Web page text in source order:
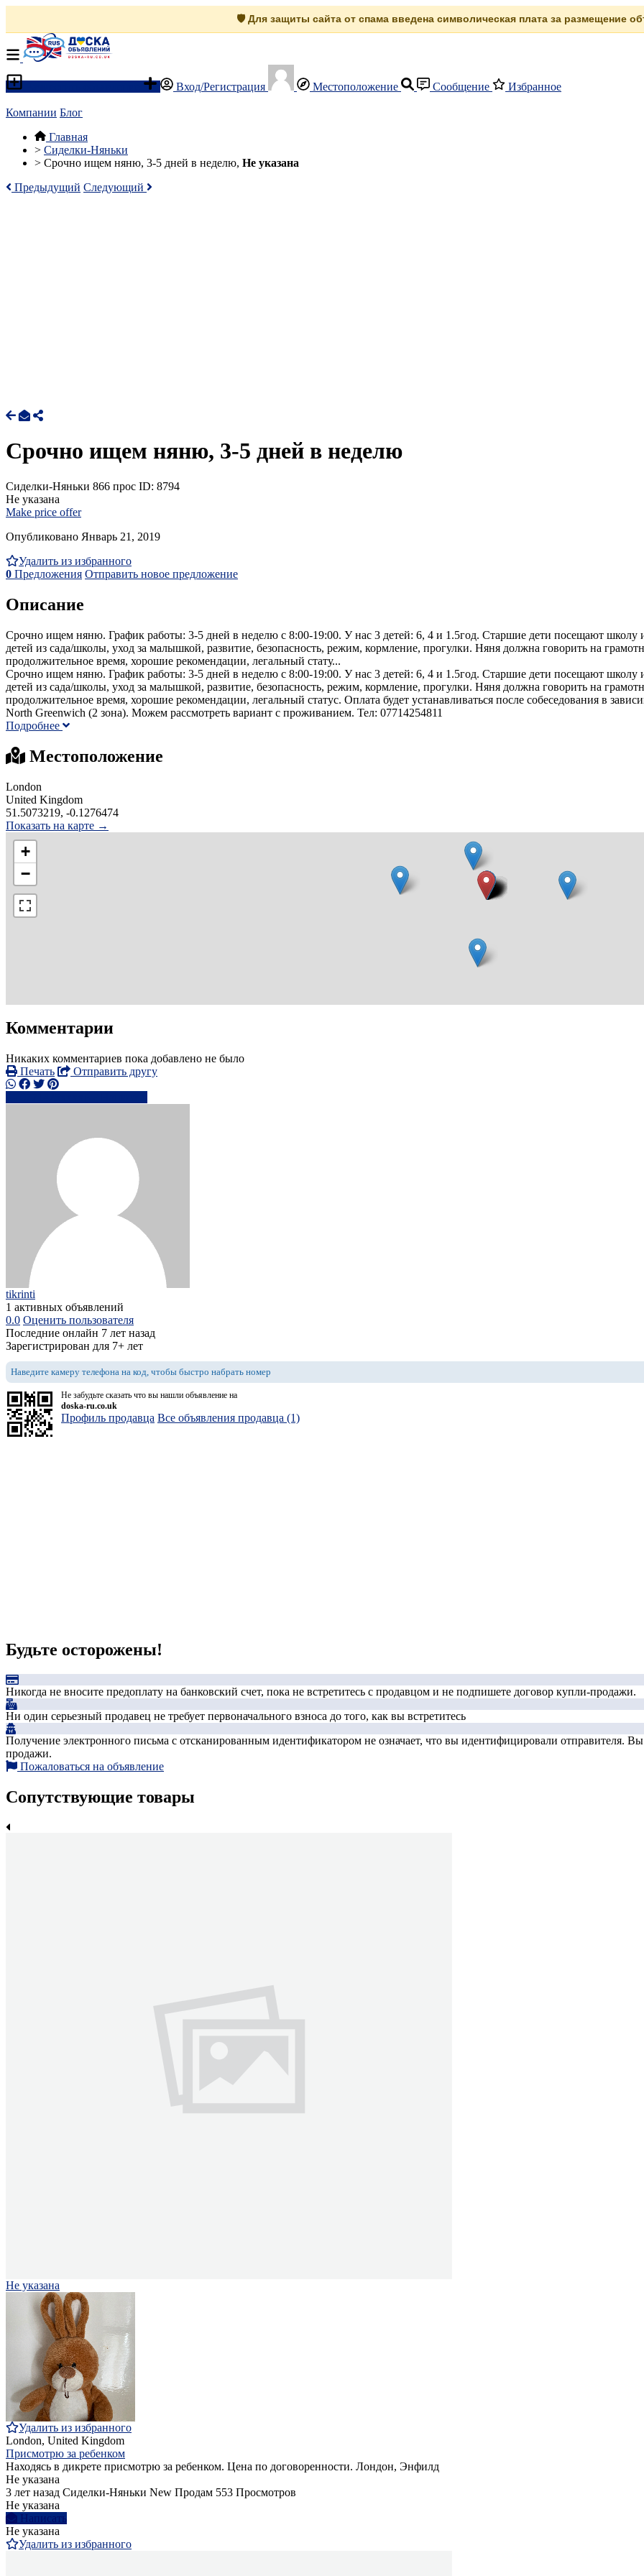
🛡️ Для защиты сайта от спама введена символическая плата за размещение
Вход/Регистрация Местоположение Сообщение Избранное
Компании Блог
Главная
> Сиделки-Няньки
> Срочно ищем няню, 3-5 дней в неделю, Не указана
Предыдущий Следующий
Срочно ищем няню, 3-5 дней в неделю
Сиделки-Няньки 866 прос ID: 8794
Не указана
Make price offer
Опубликовано Январь 21, 2019
Удалить из избранного
0 Предложения Отправить новое предложение
Описание
Срочно ищем няню. График работы: 3-5 дней в неделю с 8:00-19:00. У нас 3 детей: 6, 4 и 1.5год. Старшие дети посещают школу
детей из сада/школы, уход за малышкой, развитие, безопасность, режим, кормление, прогулки. Няня должна говорить на
продолжительное время, хорошие рекомендации, легальный стату...
Срочно ищем няню. График работы: 3-5 дней в неделю с 8:00-19:00. У нас 3 детей: 6, 4 и 1.5год. Старшие дети посещают школу
детей из сада/школы, уход за малышкой, развитие, безопасность, режим, кормление, прогулки. Няня должна говорить на
продолжительное время, хорошие рекомендации, легальный статус. Оплата будет устанавливаться после собеседования в
North Greenwich (2 зона). Можем рассмотреть вариант с проживанием. Тел: 07714254811
Подробнее
Местоположение
London
United Kingdom
51.5073219, -0.1276474
Показать на карте →
+
−
Комментарии
Никаких комментариев пока добавлено не было
Печать
Отправить другу
tikrinti
1 активных объявлений
0.0 Оценить пользователя
Последние онлайн 7 лет назад
Зарегистрирован для 7+ лет
Наведите камеру телефона на код, чтобы быстро набрать номер
Не забудьте сказать что вы нашли объявление на
doska-ru.co.uk
Профиль продавца Все объявления продавца (1)
Будьте осторожены!
Никогда не вносите предоплату на банковский счет, пока не встретитесь с продавцом и не подпишете договор купли-продажи.
Ни один серьезный продавец не требует первоначального взноса до того, как вы встретитесь
Получение электронного письма с отсканированным идентификатором не означает, что вы идентифицировали отправителя. Вы
продажи.
Пожаловаться на объявление
Сопутствующие товары
Не указана
Удалить из избранного
London, United Kingdom
Присмотрю за ребенком
Находясь в дикрете присмотрю за ребенком. Цена по договоренности. Лондон, Энфилд
Не указана
3 лет назад Сиделки-Няньки New Продам 553 Просмотров
Не указана
Написать
Не указана
Удалить из избранного